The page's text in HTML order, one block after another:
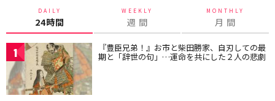
DAILY
24時間
WEEKLY
週 間
MONTHLY
月 間
1 『豊臣兄弟！』お市と柴田勝家、自刃しての最
期と「辞世の句」…運命を共にした２人の悲劇